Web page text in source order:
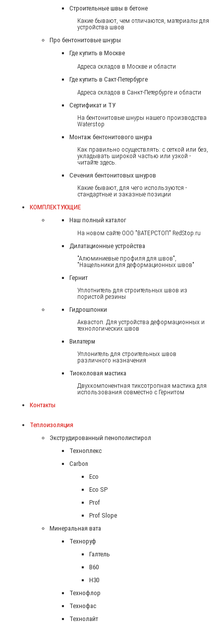
Строительные швы в бетоне
Какие бывают, чем отличаются, материалы для
устройства швов
Про бентонитовые шнуры
Где купить в Москве
Адреса складов в Москве и области
Где купить в Сакт-Петербурге
Адреса складов в Санкт-Петербурге и области
Сертификат и ТУ
На бентонитовые шнуры нашего производства
Waterstop
Монтаж бентонитового шнура
Как правильно осуществлять: с сеткой или без,
укладывать широкой частью или узкой -
читайте здесь.
Сечения бентонитовых шнуров
Какие бывают, для чего используются -
стандартные и заказные позиции
КОМПЛЕКТУЮЩИЕ
Наш полный каталог
На новом сайте ООО "ВАТЕРСТОП" RedStop.ru
Дилатационные устройства
"Алюминиевые профиля для швов",
"Нащельники для деформационных швов"
Гернит
Уплотнитель для строительных швов из
пористой резины
Гидрошпонки
Аквастоп. Для устройства деформационных и
технологических швов
Вилатерм
Уплонитель для строительных швов
различного назначения
Тиоколовая мастика
Двухкомпонентная тиксотропная мастика для
использования совместно с Гернитом
Контакты
Теплоизоляция
Экструдированный пенополистирол
Техноплекс
Carbon
Eco
Eco SP
Prof
Prof Slope
Минеральная вата
Техноруф
Галтель
В60
Н30
Технофлор
Технофас
Технолайт